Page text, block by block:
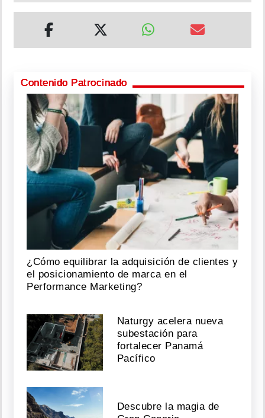
Contenido Patrocinado
¿Cómo equilibrar la adquisición de clientes y
el posicionamiento de marca en el
Performance Marketing?
Naturgy acelera nueva
subestación para
fortalecer Panamá
Pacífico
Descubre la magia de